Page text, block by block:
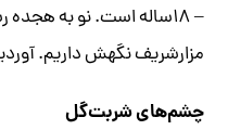
– ۱۸ساله است. نو به
مزارشریف نگهش داریم.
چشم‌های شربت‌گل